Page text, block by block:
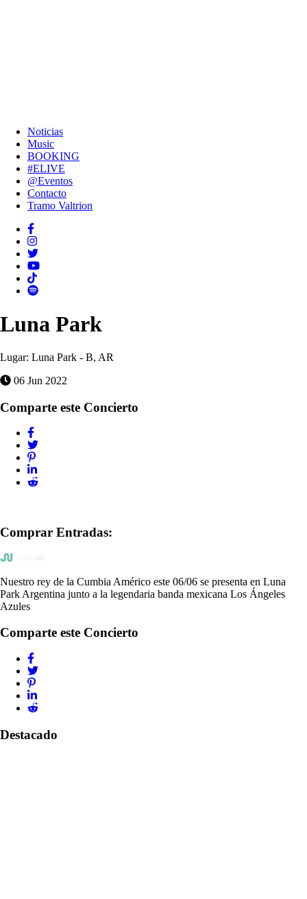
Noticias
Music
BOOKING
#ELIVE
@Eventos
Contacto
Tramo Valtrion
Luna Park
Lugar: Luna Park - B, AR
06 Jun 2022
Comparte este Concierto
Comprar Entradas:
Nuestro rey de la Cumbia Américo este 06/06 se presenta en Luna
Park Argentina junto a la legendaria banda mexicana Los Ángeles
Azules
Comparte este Concierto
Destacado